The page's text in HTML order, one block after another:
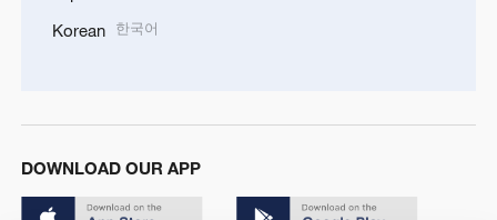
Korean 한국어
DOWNLOAD OUR APP